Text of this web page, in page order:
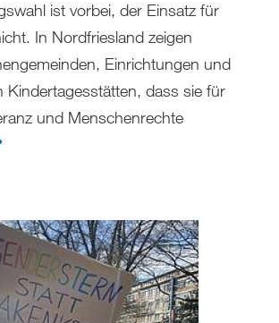
ist vorbei, der Einsatz für
In Nordfriesland zeigen
Einrichtungen und
Kindertagesstätten, dass sie für
und Menschenrechte